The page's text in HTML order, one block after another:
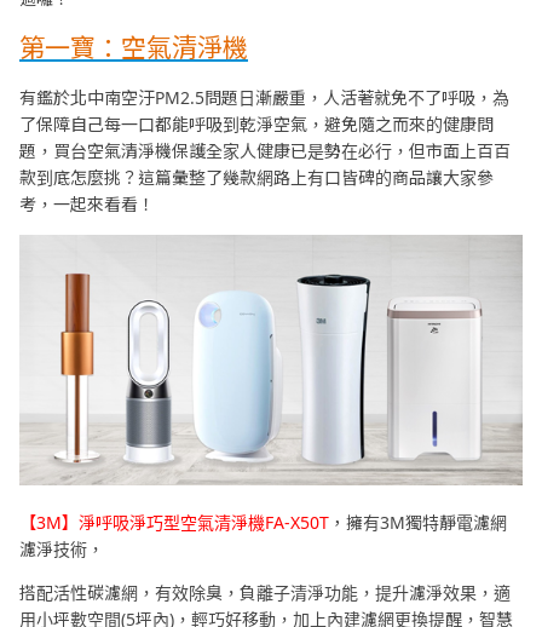
第一寶：空氣清淨機
有鑑於北中南空汙PM2.5問題日漸嚴重，人活著就免不了呼吸，為
了保障自己每一口都能呼吸到乾淨空氣，避免隨之而來的健康問
題，買台空氣清淨機保護全家人健康已是勢在必行，但市面上百百
款到底怎麼挑？這篇彙整了幾款網路上有口皆碑的商品讓大家參
考，一起來看看！
【3M】淨呼吸淨巧型空氣清淨機FA-X50T ，擁有3M獨特靜電濾網
濾淨技術，
搭配活性碳濾網，有效除臭，負離子清淨功能，提升濾淨效果，適
用小坪數空間(5坪內)，輕巧好移動，加上內建濾網更換提醒，智慧